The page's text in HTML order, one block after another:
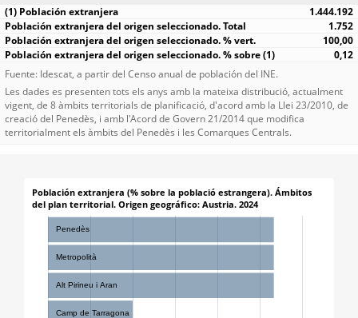
1.444.192
1.752
100,00
0,12
Fuente: Idescat, a partir del Censo anual de población del INE.
Les dades es presenten tots els anys amb la mateixa distribució, actualment
vigent, de 8 àmbits territorials de planificació, d'acord amb la Llei 23/2010, de
creació del Penedès, i amb l'Acord de Govern 21/2014 que modifica
territorialment els àmbits del Penedès i les Comarques Centrals.